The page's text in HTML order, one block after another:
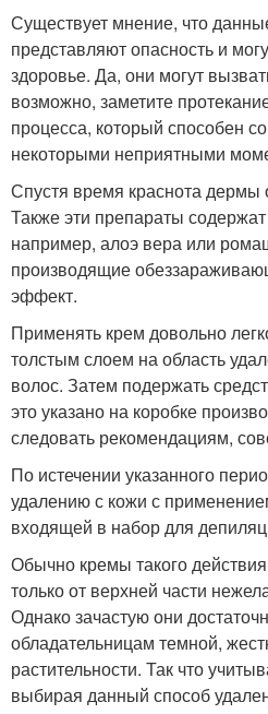
Существует мнение, что
представляют опасность и
здоровье. Да, они могут
возможно, заметите
процесса, который способен
некоторыми неприятными
Спустя время краснота дермы
Также эти препараты
например, алоэ вера или
производящие
эффект.
Применять крем довольно
толстым слоем на область
волос. Затем подержать
это указано на коробке
следовать рекомендациям,
По истечении указанного
удалению с кожи с
входящей в набор для
Обычно кремы такого
только от верхней части
Однако зачастую они
обладательницам темной,
растительности. Так что
выбирая данный способ